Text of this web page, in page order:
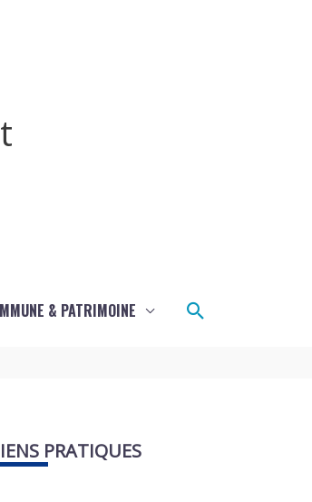
& PATRIMOINE Rechercher
PRATIQUES